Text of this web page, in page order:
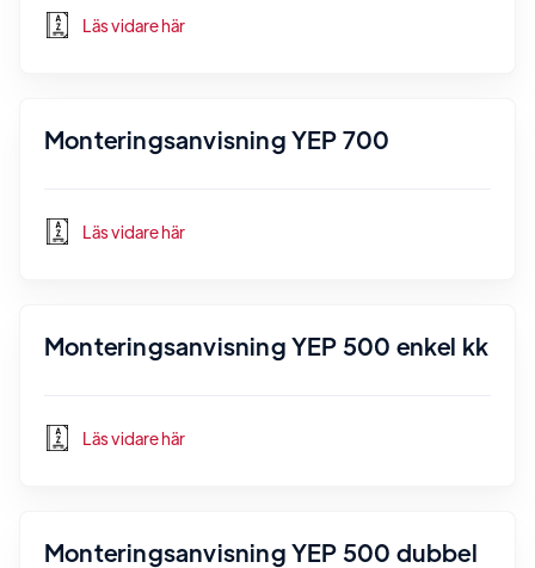
Läs vidare här
Monteringsanvisning YEP 700
Läs vidare här
Monteringsanvisning YEP 500 enkel kk
Läs vidare här
Monteringsanvisning YEP 500 dubbel